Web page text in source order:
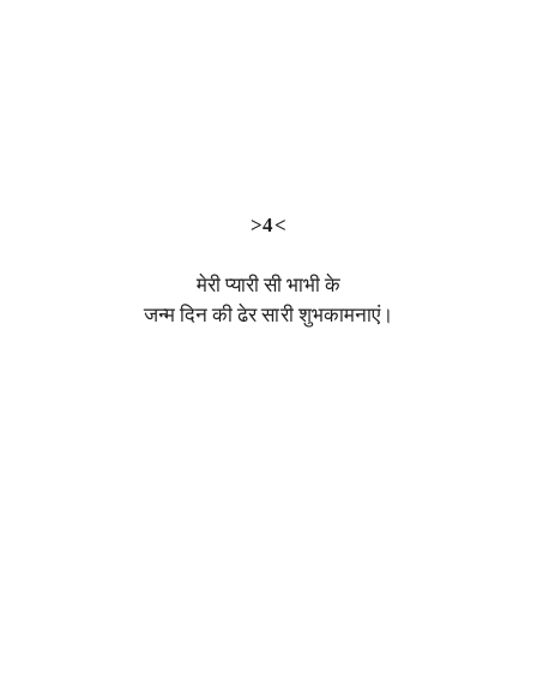
>4<
मेरी प्यारी सी भाभी के
जन्म दिन की ढेर सारी शुभकामनाएं।